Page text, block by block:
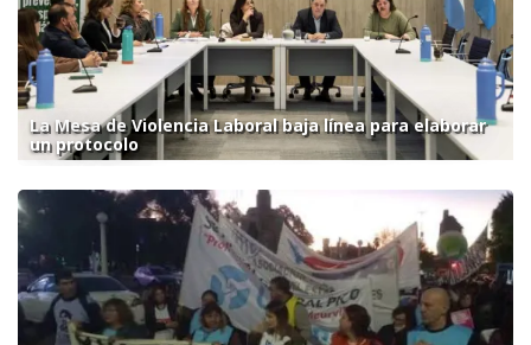
La Mesa de Violencia Laboral baja línea para elaborar
un protocolo